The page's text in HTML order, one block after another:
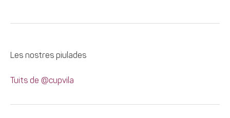
Les nostres piulades
Tuits de @cupvila